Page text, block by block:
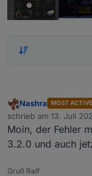
Offline
Nashra MOST ACTIVE
schrieb am 13. Juli
zuletzt editiert von
Moin, der Fehler
3.2.0 und auch
Gruß Ralf